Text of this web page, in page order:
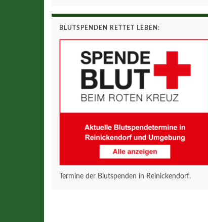
BLUTSPENDEN RETTET LEBEN:
Termine der Blutspenden in Reinickendorf.